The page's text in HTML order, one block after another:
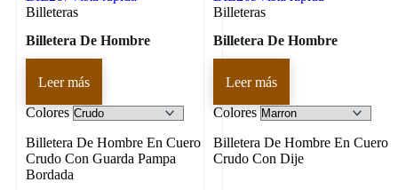
Billeteras
Billetera De Hombre
Leer más
Colores
Billetera De Hombre En Cuero
Crudo Con Guarda Pampa
Bordada
Billeteras
Billetera De Hombre
Leer más
Colores
Billetera De Hombre En Cuero
Crudo Con Dije